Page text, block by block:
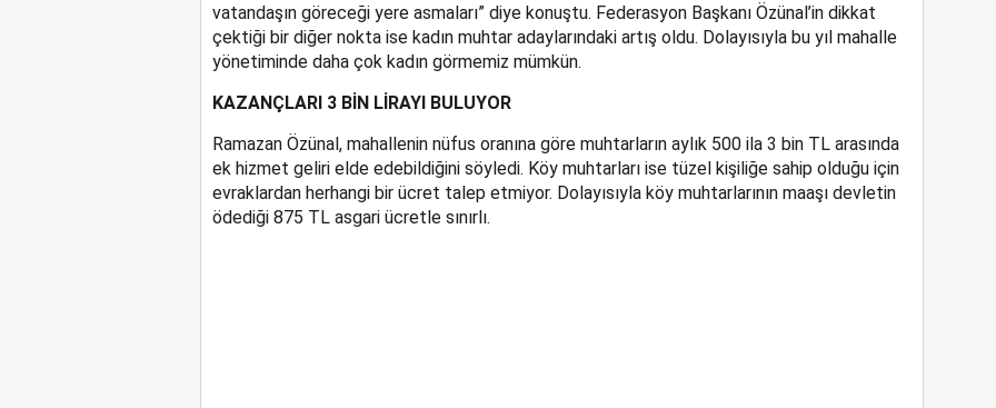
vatandaşın göreceği yere asmaları” diye konuştu. Federasyon Başkanı Özünal’in dikkat
çektiği bir diğer nokta ise kadın muhtar adaylarındaki artış oldu. Dolayısıyla bu yıl mahalle
yönetiminde daha çok kadın görmemiz mümkün.
KAZANÇLARI 3 BİN LİRAYI BULUYOR
Ramazan Özünal, mahallenin nüfus oranına göre muhtarların aylık 500 ila 3 bin TL arasında
ek hizmet geliri elde edebildiğini söyledi. Köy muhtarları ise tüzel kişiliğe sahip olduğu için
evraklardan herhangi bir ücret talep etmiyor. Dolayısıyla köy muhtarlarının maaşı devletin
ödediği 875 TL asgari ücretle sınırlı.